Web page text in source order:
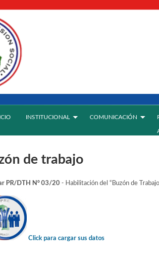
INSTITUCIONAL COMUNICACIÓN
de trabajo
PR/DTH N° 03/20 - Habilitación del “Buzón de
Click para cargar sus datos